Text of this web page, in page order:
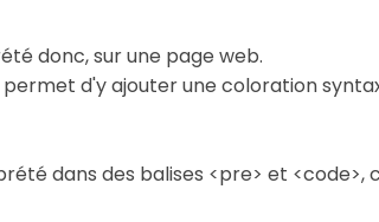
donc, sur une page web.
d'y ajouter une coloration
dans des balises <pre> et <code>,